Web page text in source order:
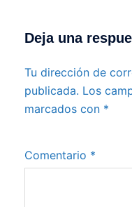
Deja una
Tu dirección de
publicada. Los
marcados con *
Comentario *